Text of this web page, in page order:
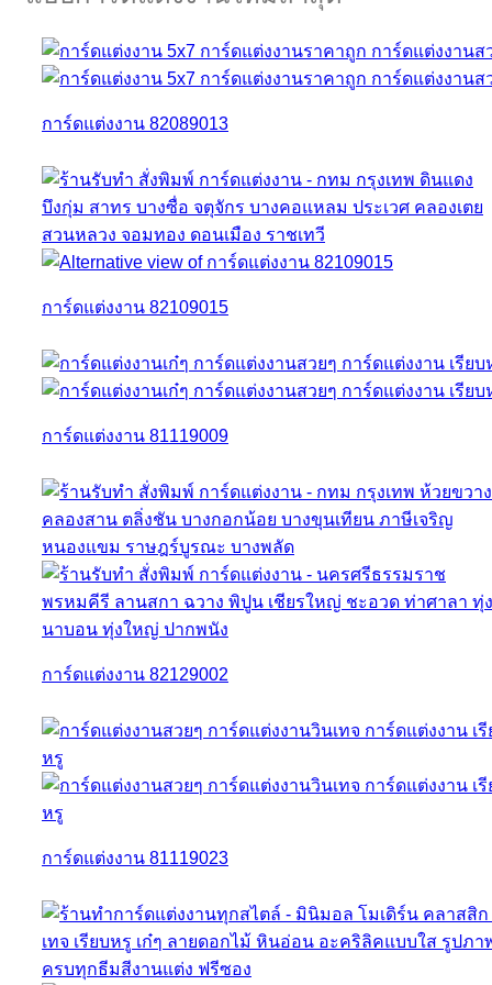
การ์ดแต่งงาน 82089013
การ์ดแต่งงาน 82109015
การ์ดแต่งงาน 81119009
การ์ดแต่งงาน 82129002
การ์ดแต่งงาน 81119023